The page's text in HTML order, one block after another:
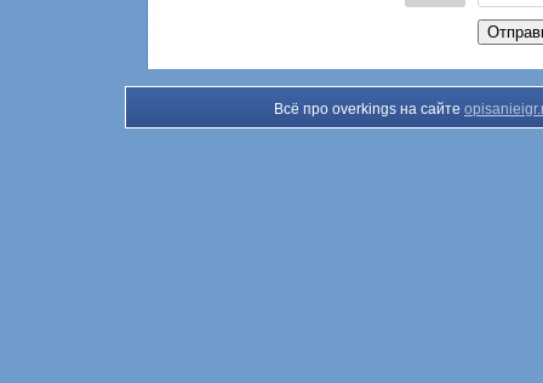
Всё про overkings на сайте